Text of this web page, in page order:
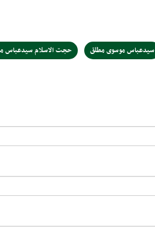
سیدعباس موسوی مطلق
حجت الاسلام سیدعباس